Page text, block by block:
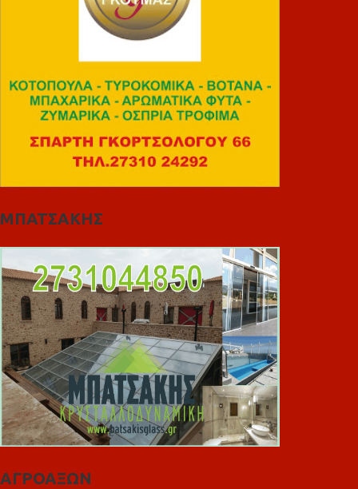
ΜΠΑΤΣΑΚΗΣ
ΑΓΡΟΑΞΩΝ